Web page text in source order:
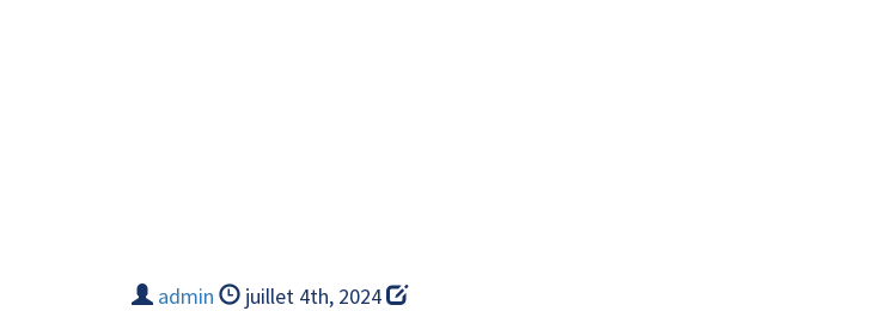
admin
juillet 4th, 2024